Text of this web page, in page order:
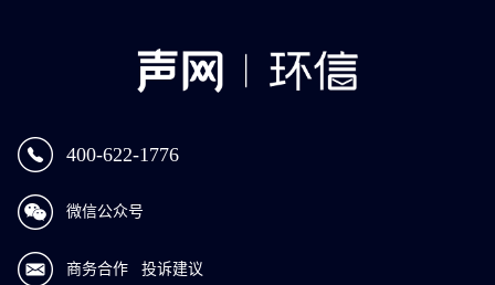
400-622-1776
微信公众号
商务合作 投诉建议